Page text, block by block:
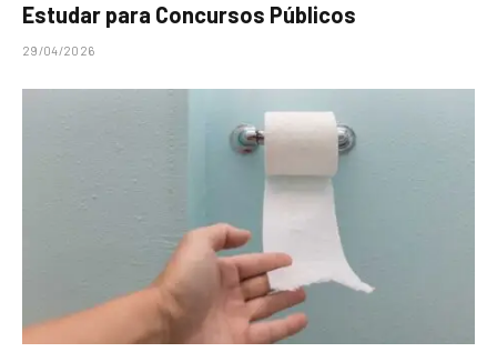
Estudar para Concursos Públicos
29/04/2026